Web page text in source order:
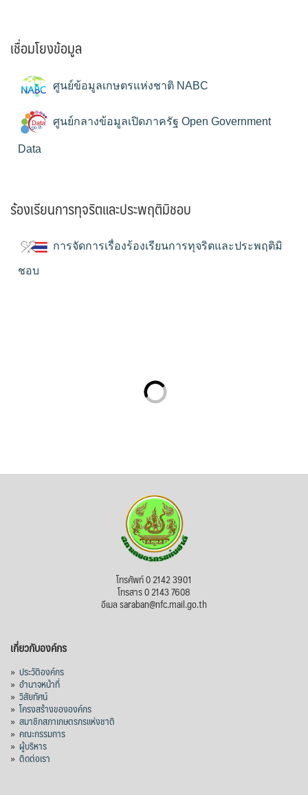
เชื่อมโยงข้อมูล
ศูนย์ข้อมูลเกษตรแห่งชาติ NABC
ศูนย์กลางข้อมูลเปิดภาครัฐ Open Government
Data
ร้องเรียนการทุจริตและประพฤติมิชอบ
การจัดการเรื่องร้องเรียนการทุจริตและประพฤติมิ
ชอบ
โทรศัพท์ 0 2142 3901
โทรสาร 0 2143 7608
อีเมล saraban@nfc.mail.go.th
เกี่ยวกับองค์กร
» ประวัติองค์กร
» อำนาจหน้าที่
» วิสัยทัศน์
» โครงสร้างขององค์กร
» สมาชิกสภาเกษตรกรแห่งชาติ
» คณะกรรมการ
» ผู้บริหาร
» ติดต่อเรา